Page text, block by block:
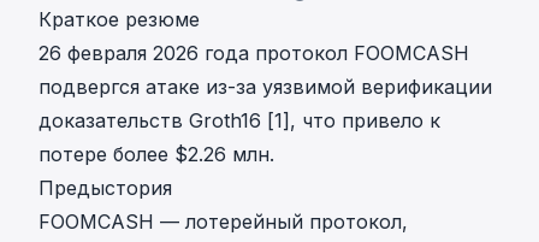
Краткое резюме
26 февраля 2026 года протокол FOOMCASH
подвергся атаке из-за уязвимой верификации
доказательств Groth16 [1], что привело к
потере более $2.26 млн.
Предыстория
FOOMCASH — лотерейный протокол,